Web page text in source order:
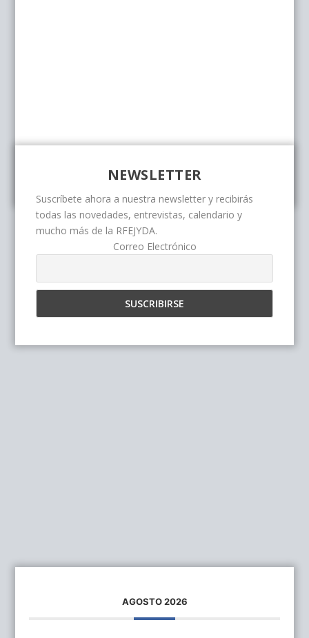
NEWSLETTER
Suscríbete ahora a nuestra newsletter y recibirás
todas las novedades, entrevistas, calendario y
mucho más de la RFEJYDA.
Correo Electrónico
AGOSTO 2026